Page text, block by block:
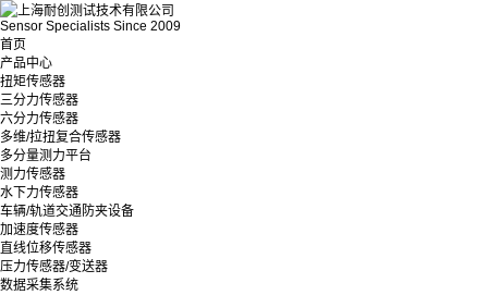
Sensor Specialists Since 2009
首页
产品中心
扭矩传感器
三分力传感器
六分力传感器
多维/拉扭复合传感器
多分量测力平台
测力传感器
水下力传感器
车辆/轨道交通防夹设备
加速度传感器
直线位移传感器
压力传感器/变送器
数据采集系统